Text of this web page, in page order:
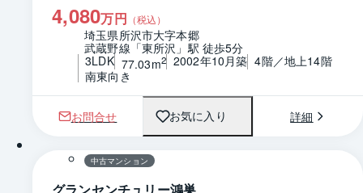
4,080万円 （税込）
埼玉県所沢市大字本郷
武蔵野線「東所沢」駅 徒歩5分
3LDK 77.03m2 2002年10月築 4階／地上14階
南東向き
お問合せ お気に入り 詳細
1 / 0 間取り
中古マンション
グランセンチュリー鴻巣